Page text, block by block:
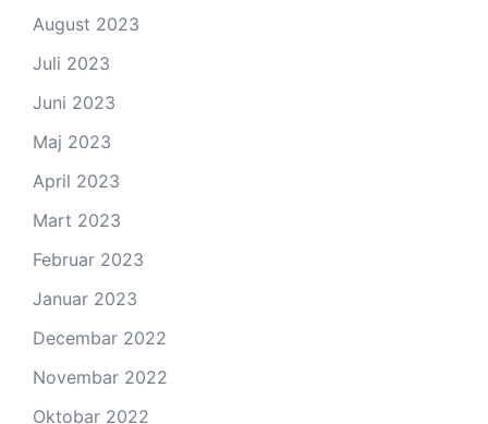
August 2023
Juli 2023
Juni 2023
Maj 2023
April 2023
Mart 2023
Februar 2023
Januar 2023
Decembar 2022
Novembar 2022
Oktobar 2022